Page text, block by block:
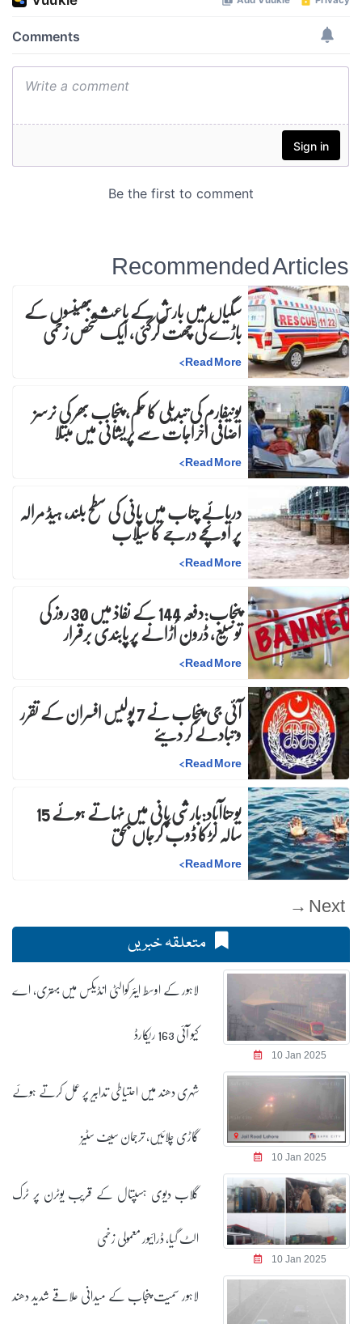
Recommended Articles
سگیاں میں بارش کے باعث بھینسوں کے
باڑے کی چھت گرگئی، ایک شخص زخمی
Read More
>
یونیفارم کی تبدیلی کا حکم، پنجاب بھر کی نرسز
اضافی اخراجات سے پریشانی میں مبتلا
Read More
>
دریائے چناب میں پانی کی سطح بلند، ہیڈ مرالہ
پر اونچے درجے کا سیلاب
Read More
>
پنجاب:دفعہ 144 کے نفاذ میں 30 روز کیتوسیع، ڈرون اُڑانے پر پابندی برقرار
Read More
>
آئی جی پنجاب نے 7 پولیس افسران کے تقرر و تبادلے کر دیئے
Read More
>
یوحناآباد:بارشی پانی میں نہاتے ہوئے 15 سالہ لڑکا ڈوب کرجاں بحق
Read More
>
Next →
متعلقہ خبریں
10 Jan 2025
لاہور کے اوسط ایئر کوالٹی انڈیکس میں بہتری، اے
کیو آئی 163 ریکارڈ
10 Jan 2025
شہری دھند میں احتیاطی تدابیر پر عمل کرتے ہوئے
گاڑی چلائیں، ترجمان سیف سٹیز
10 Jan 2025
گلاب دیوی ہسپتال کے قریب یوٹرن پر ٹرک
الٹ گیا، ڈرائیور معمولی زخمی
لاہور سمیت پنجاب کے میدانی علاقے شدید دھند